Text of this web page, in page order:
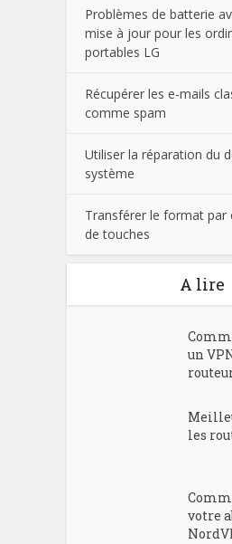
Problèmes de batterie
mise à jour pour les
portables LG
Récupérer les e-mails
comme spam
Utiliser la réparation du
système
Transférer le format par
de touches
A lire
un
les
votre